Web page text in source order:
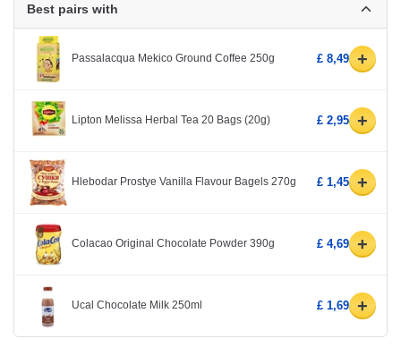
Best pairs with
Passalacqua Mekico Ground Coffee 250g £ 8,49 +
Lipton Melissa Herbal Tea 20 Bags (20g) £ 2,95 +
Hlebodar Prostye Vanilla Flavour Bagels 270g £ 1,45 +
Colacao Original Chocolate Powder 390g £ 4,69 +
Ucal Chocolate Milk 250ml £ 1,69 +